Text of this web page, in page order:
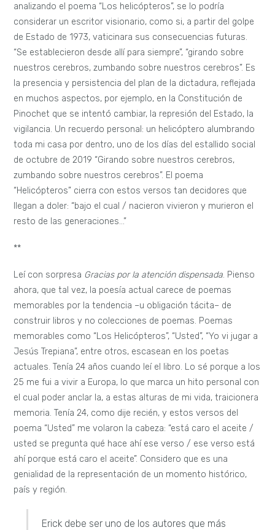
analizando el poema “Los helicópteros”, se lo podría
considerar un escritor visionario, como si, a partir del golpe
de Estado de 1973, vaticinara sus consecuencias futuras.
“Se establecieron desde allí para siempre”, “girando sobre
nuestros cerebros, zumbando sobre nuestros cerebros”. Es
la presencia y persistencia del plan de la dictadura, reflejada
en muchos aspectos, por ejemplo, en la Constitución de
Pinochet que se intentó cambiar, la represión del Estado, la
vigilancia. Un recuerdo personal: un helicóptero alumbrando
toda mi casa por dentro, uno de los días del estallido social
de octubre de 2019 “Girando sobre nuestros cerebros,
zumbando sobre nuestros cerebros”. El poema
“Helicópteros” cierra con estos versos tan decidores que
llegan a doler: “bajo el cual / nacieron vivieron y murieron el
resto de las generaciones…”
**
Leí con sorpresa Gracias por la atención dispensada. Pienso
ahora, que tal vez, la poesía actual carece de poemas
memorables por la tendencia –u obligación tácita– de
construir libros y no colecciones de poemas. Poemas
memorables como “Los Helicópteros”, “Usted”, “Yo vi jugar a
Jesús Trepiana”, entre otros, escasean en los poetas
actuales. Tenía 24 años cuando leí el libro. Lo sé porque a los
25 me fui a vivir a Europa, lo que marca un hito personal con
el cual poder anclar la, a estas alturas de mi vida, traicionera
memoria. Tenía 24, como dije recién, y estos versos del
poema “Usted” me volaron la cabeza: “está caro el aceite /
usted se pregunta qué hace ahí ese verso / ese verso está
ahí porque está caro el aceite”. Considero que es una
genialidad de la representación de un momento histórico,
país y región.
Erick debe ser uno de los autores que más